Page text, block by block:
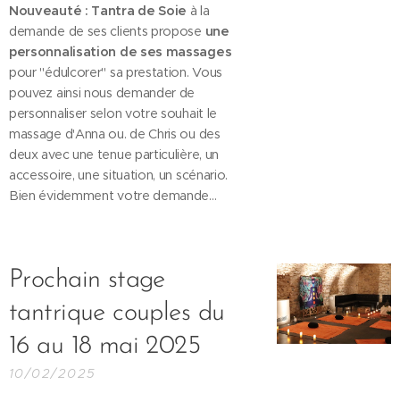
Nouveauté : Tantra de Soie à la
demande de ses clients propose une
personnalisation de ses massages
pour "édulcorer" sa prestation. Vous
pouvez ainsi nous demander de
personnaliser selon votre souhait le
massage d'Anna ou. de Chris ou des
deux avec une tenue particulière, un
accessoire, une situation, un scénario.
Bien évidemment votre demande...
Prochain stage
tantrique couples du
16 au 18 mai 2025
10/02/2025